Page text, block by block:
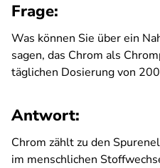
Frage:
Was können Sie über ein
sagen, das Chrom als
täglichen Dosierung von
Antwort:
Chrom zählt zu den
im menschlichen